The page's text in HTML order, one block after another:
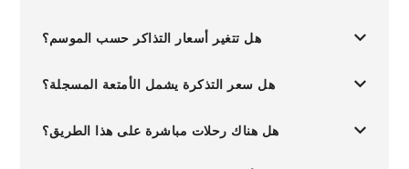
هل تتغير أسعار التذاكر حسب الموسم؟
هل سعر التذكرة يشمل الأمتعة المسجلة؟
هل هناك رحلات مباشرة على هذا الطريق؟